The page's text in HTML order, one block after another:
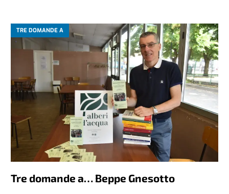
TRE DOMANDE A
Tre domande a… Beppe Gnesotto